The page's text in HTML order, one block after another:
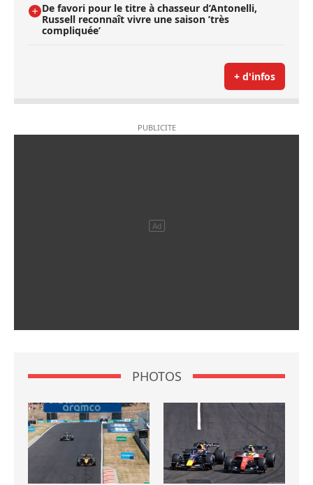
De favori pour le titre à chasseur d’Antonelli,
Russell reconnaît vivre une saison ’très
compliquée’
+ d'infos
PHOTOS